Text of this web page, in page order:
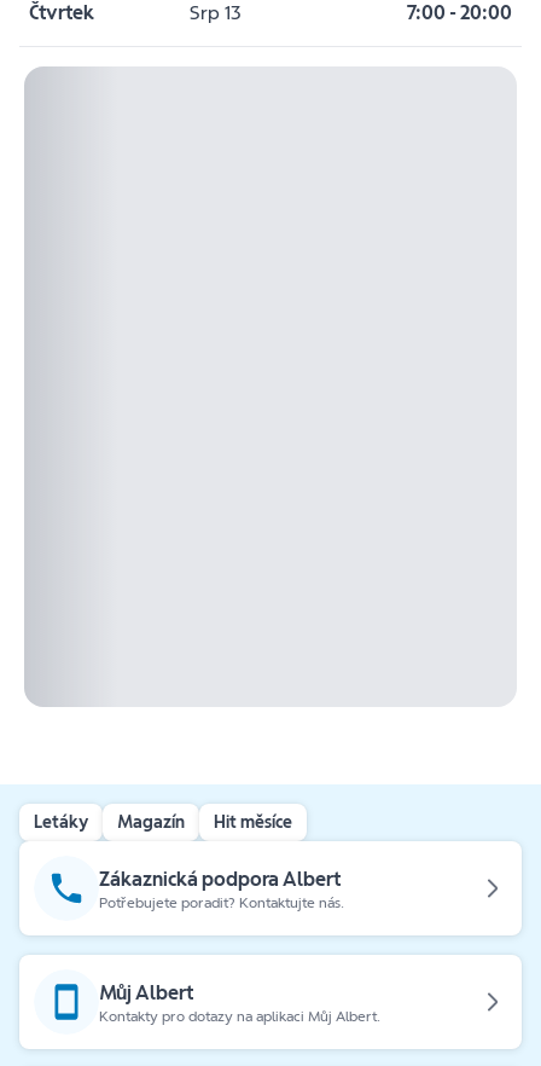
Čtvrtek Srp 13 7:00 -20:00
Letáky Magazín Hit měsíce
Zákaznická podpora Albert
Potřebujete poradit? Kontaktujte nás.
Můj Albert
Kontakty pro dotazy na aplikaci Můj Albert.